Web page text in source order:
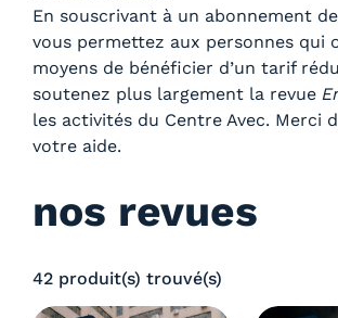
En souscrivant à un abonnement
vous permettez aux personnes qui
moyens de bénéficier d’un tarif
soutenez plus largement la revue
les activités du Centre Avec. Merci
votre aide.
nos revues
42 produit(s) trouvé(s)